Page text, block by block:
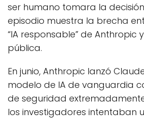
ser humano tomara la decisión
episodio muestra la brecha
“IA responsable” de Anthropic
pública.
En junio, Anthropic lanzó
modelo de IA de vanguardia
de seguridad
los investigadores intentaban